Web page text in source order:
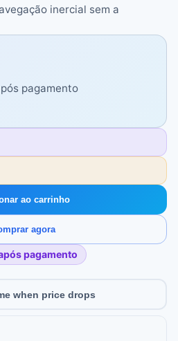
inercial sem a
pagamento
ao carrinho
agora
pagamento
when price drops